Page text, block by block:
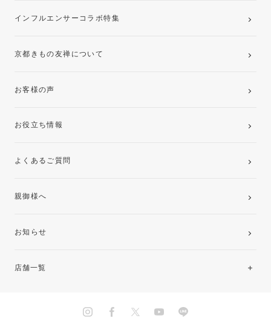
インフルエンサーコラボ特集
京都きもの友禅について
お客様の声
お役立ち情報
よくあるご質問
親御様へ
お知らせ
店舗一覧